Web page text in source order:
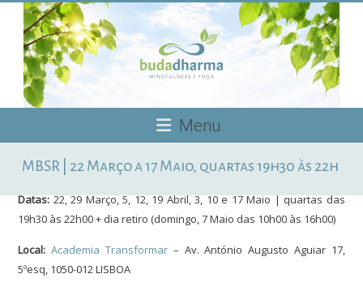
content
Menu
MBSR | 22 Março a 17 Maio, quartas 19h30 às 22h
Datas:22, 29 Março, 5, 12, 19 Abril, 3, 10 e 17 Maio | quartas das
19h30 às 22h00 + dia retiro (domingo, 7 Maio das 10h00 às 16h00)
Local: Academia Transformar– Av. António Augusto Aguiar 17,
5ºesq, 1050-012 LISBOA